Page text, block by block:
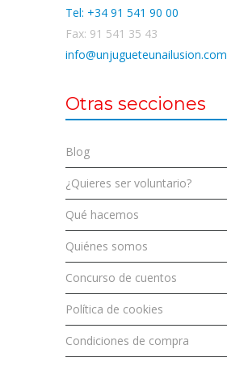
Tel: +34 91 541 90 00
Fax: 91 541 35 43
info@unjugueteunailusion.com
Otras secciones
Blog
¿Quieres ser voluntario?
Qué hacemos
Quiénes somos
Concurso de cuentos
Política de cookies
Condiciones de compra